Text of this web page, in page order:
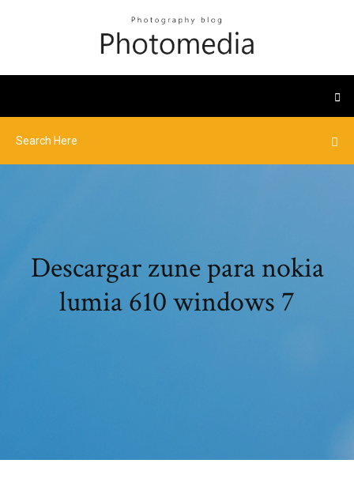
Descargar zune para nokia
lumia 610 windows 7